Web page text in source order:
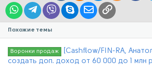
WhatsAppTelegram
ViberSkypeЭлектронная
Ссылка
Похожие темы
Воронки продаж
[Cashflow/FIN-RA,
создать доп. доход от 60 000 до 1 млн